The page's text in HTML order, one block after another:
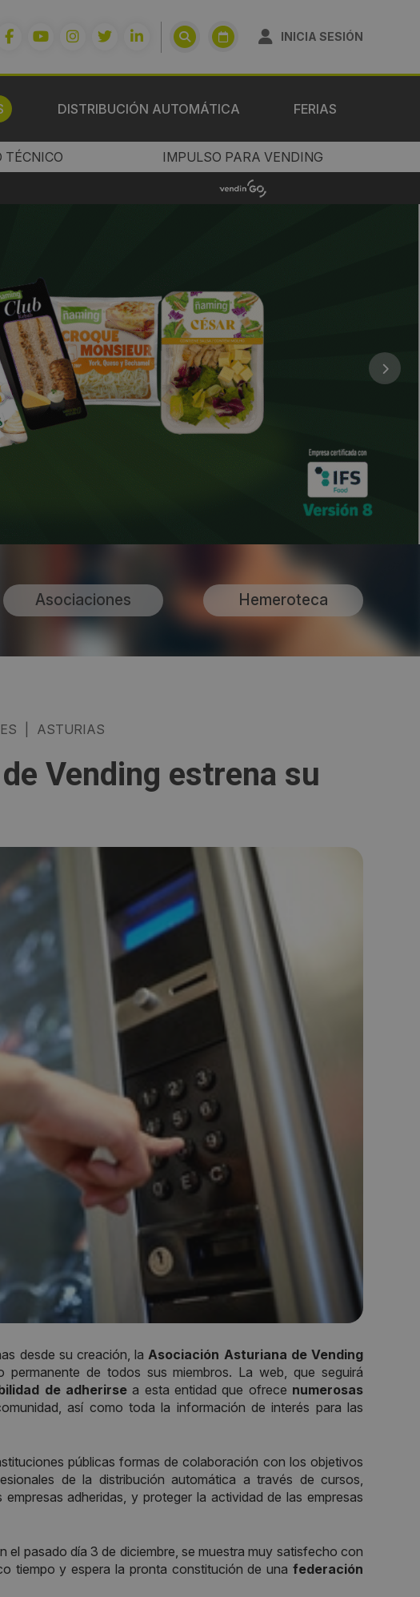
INICIA SESIÓN
DISTRIBUCIÓN AUTOMÁTICA FERIAS
TÉCNICO IMPULSO PARA VENDING
Asociaciones Hemeroteca
ASTURIAS
Vending estrena su
desde su creación, laAsociación Asturiana de Vending
permanente de todos sus miembros. La web, que seguirá
de adherirse a esta entidad que ofrece numerosas
así como toda la información de interés para las
públicas formas de colaboración con los objetivos
de la distribución automática a través de cursos,
adheridas, y proteger la actividad de las empresas
el pasado día 3 de diciembre, se muestra muy satisfecho con
tiempo y espera la pronta constitución de unafederación